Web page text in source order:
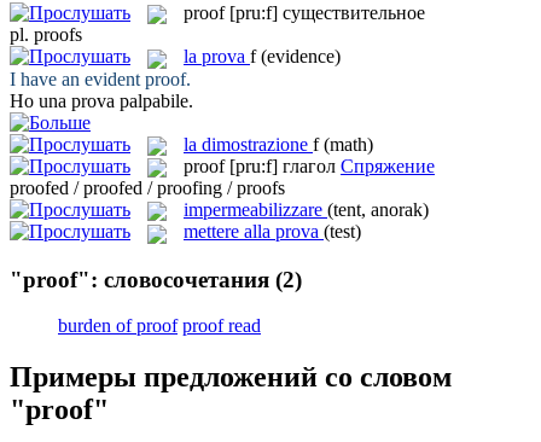
proof [pru:f] существительное
pl. proofs
la prova f (evidence)
I have an evident proof.
Ho una prova palpabile.
la dimostrazione f (math)
proof [pru:f] глагол Спряжение
proofed / proofed / proofing / proofs
impermeabilizzare (tent, anorak)
mettere alla prova (test)
"proof": словосочетания (2)
burden of proof proof read
Примеры предложений со словом
"proof"